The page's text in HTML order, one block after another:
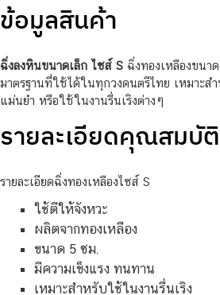
ข้อมูลสินค้า
ฉิ่งลงหินขนาดเล็ก ไซส์ S ฉิ่งทองเหลืองขนา
มาตรฐานที่ใช้ได้ในทุกวงดนตรีไทย เหมาะส
แม่นยำ หรือใช้ในงานรื่นเริงต่างๆ
รายละเอียดคุณสมบัติ
รายละเอียดฉิ่งทองเหลืองไซส์ S
ใช้ตีให้จังหวะ
ผลิตจากทองเหลือง
ขนาด 5 ซม.
มีความเข็งแรง ทนทาน
เหมาะสำหรับใช้ในงานรื่นเริง